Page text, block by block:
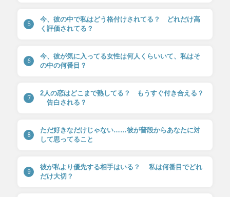
5
今、彼の中で私はどう格付けされてる？ どれだけ高
く評価されてる？
6
今、彼が気に入ってる女性は何人くらいいて、私はそ
の中の何番目？
7
2人の恋はどこまで熟してる？ もうすぐ付き合える？
告白される？
8
ただ好きなだけじゃない……彼が普段からあなたに対
して思ってること
9
彼が私より優先する相手はいる？ 私は何番目でどれ
だけ大切？